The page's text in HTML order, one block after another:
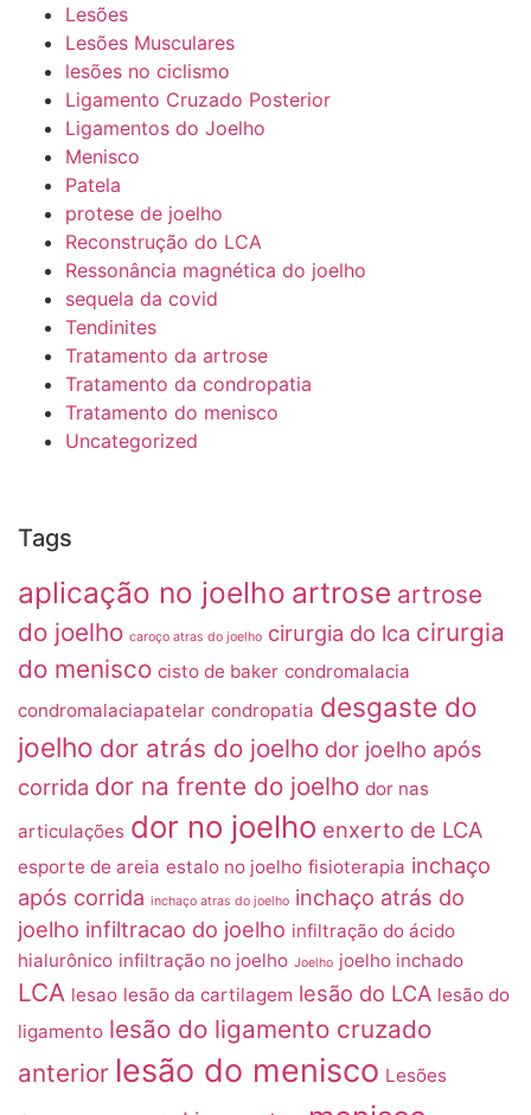
Lesões
Lesões Musculares
lesões no ciclismo
Ligamento Cruzado Posterior
Ligamentos do Joelho
Menisco
Patela
protese de joelho
Reconstrução do LCA
Ressonância magnética do joelho
sequela da covid
Tendinites
Tratamento da artrose
Tratamento da condropatia
Tratamento do menisco
Uncategorized
Tags
aplicação no joelho artrose artrose
do joelho caroço atras do joelho cirurgia do lca cirurgia
do menisco cisto de baker condromalacia
condromalaciapatelar condropatia desgaste do
joelho dor atrás do joelho dor joelho após
corrida dor na frente do joelho dor nas
articulações dor no joelho enxerto de LCA
esporte de areia estalo no joelho fisioterapia inchaço
após corrida inchaço atras do joelho inchaço atrás do
joelho infiltracao do joelho infiltração do ácido
hialurônico infiltração no joelho Joelho joelho inchado
LCA lesao lesão da cartilagem lesão do LCA lesão do
ligamento lesão do ligamento cruzado
anterior lesão do menisco Lesões